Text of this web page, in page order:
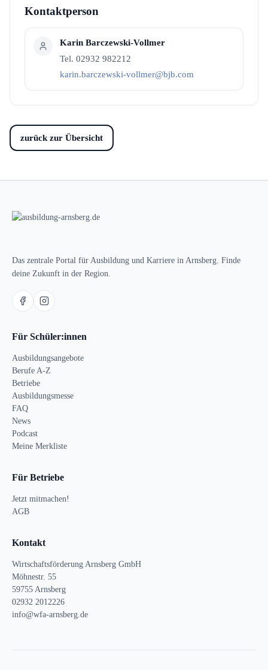
Kontaktperson
Karin Barczewski-Vollmer
Tel. 02932 982212
karin.barczewski-vollmer@bjb.com
zurück zur Übersicht
Das zentrale Portal für Ausbildung und Karriere in Arnsberg. Finde
deine Zukunft in der Region.
Für Schüler:innen
Ausbildungsangebote
Berufe A-Z
Betriebe
Ausbildungsmesse
FAQ
News
Podcast
Meine Merkliste
Für Betriebe
Jetzt mitmachen!
AGB
Kontakt
Wirtschaftsförderung Arnsberg GmbH
Möhnestr. 55
59755 Arnsberg
02932 2012226
info@wfa-arnsberg.de